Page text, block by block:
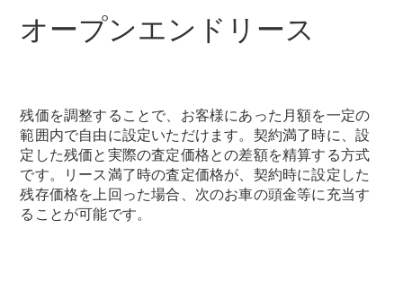
Stationwagon
C-Class All-
Terrain
E-Class All-
Terrain
試乗リクエ
スト
オンライン
オープンエンドリース
残価を調整することで、お客様にあった月額を一定の
範囲内で自由に設定いただけます。契約満了時に、設
定した残価と実際の査定価格との差額を精算する方式
です。リース満了時の査定価格が、契約時に設定した
残存価格を上回った場合、次のお車の頭金等に充当す
ることが可能です。